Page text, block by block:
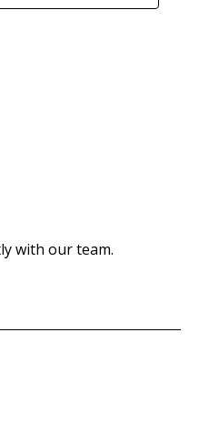
with our team.